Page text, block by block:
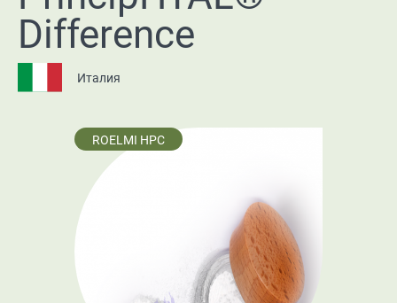
Difference
Италия
ROELMI HPC